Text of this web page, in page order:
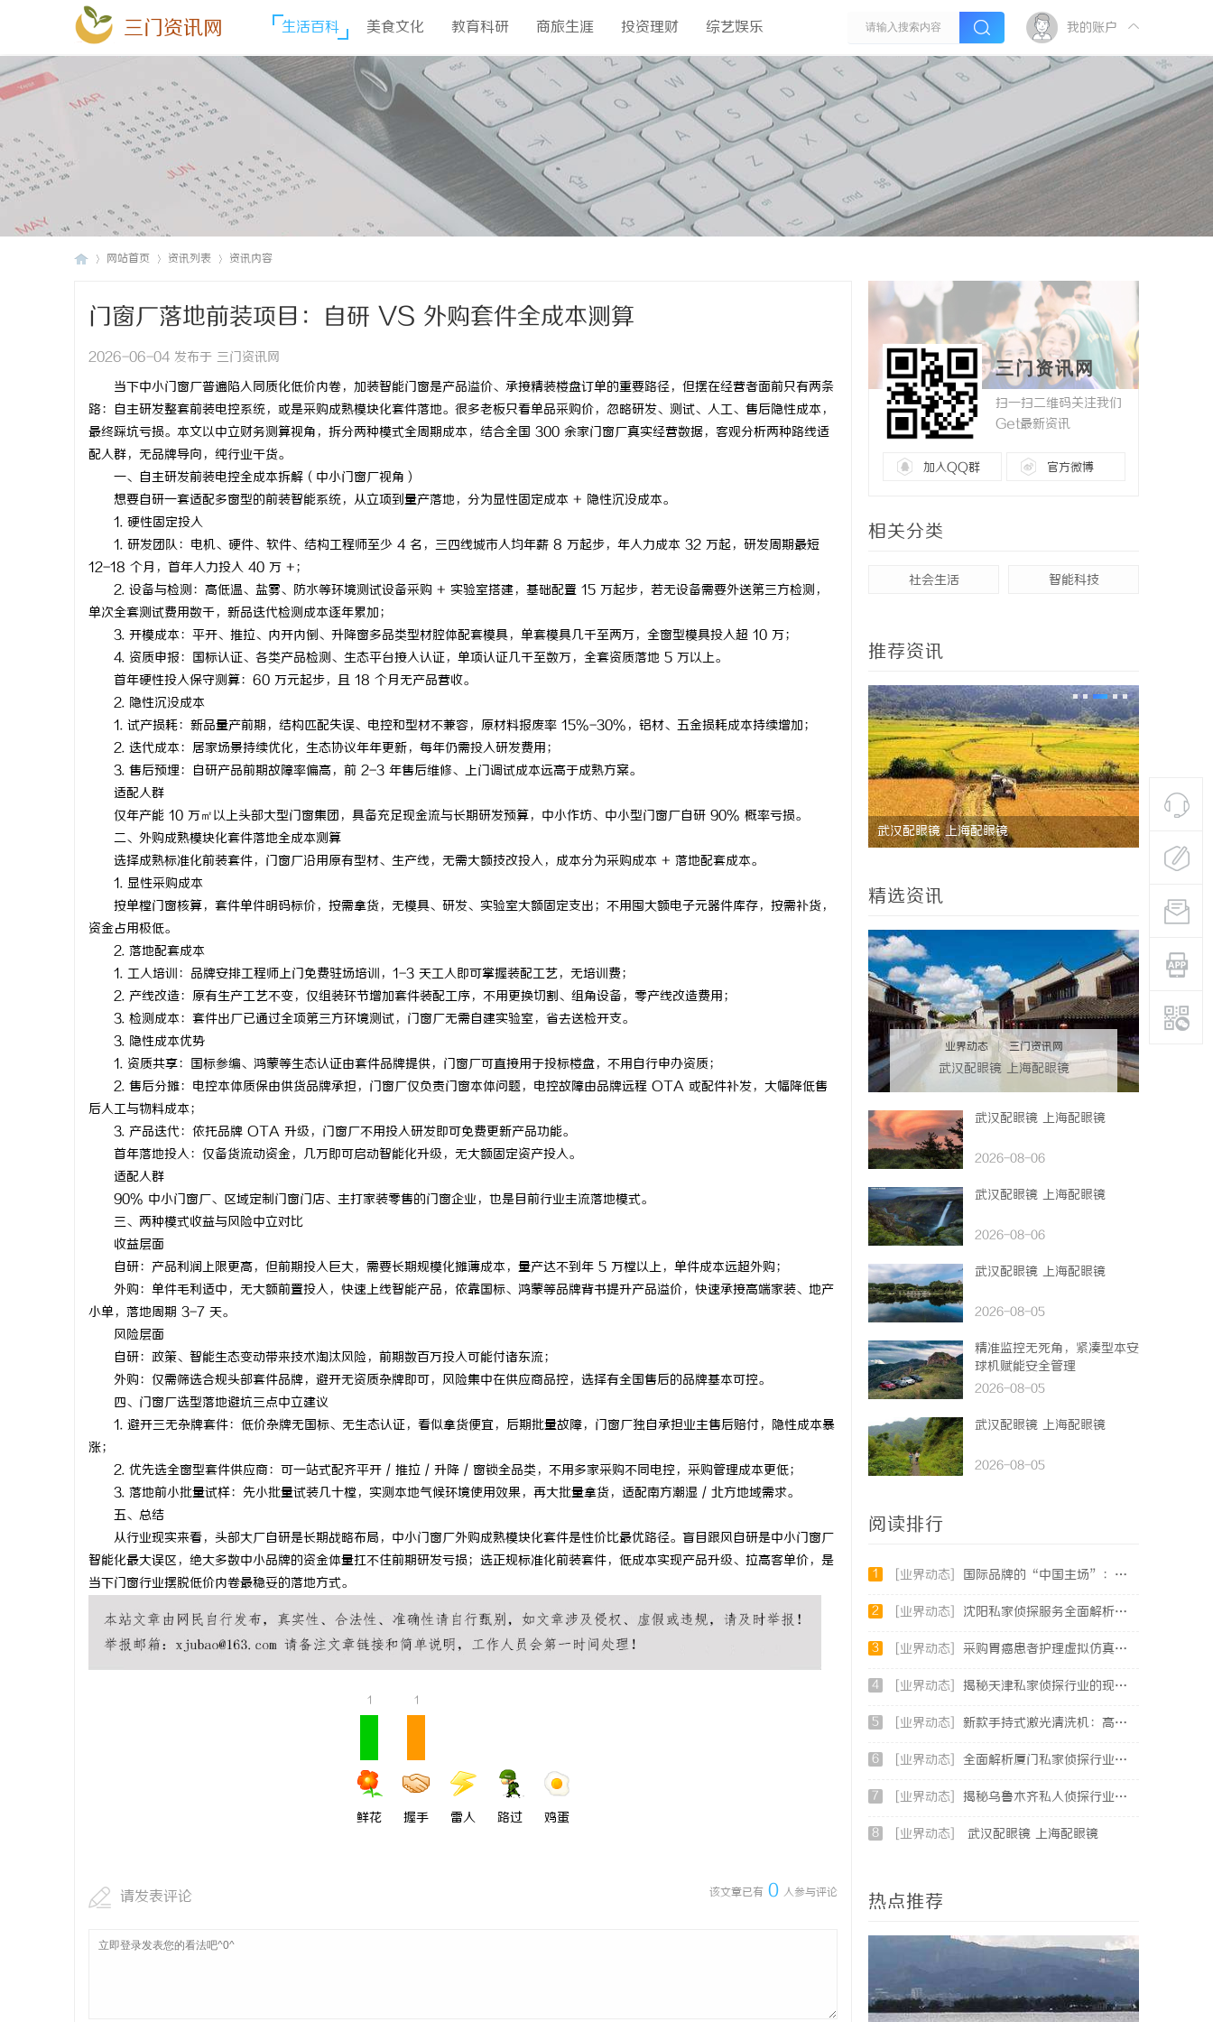
三门资讯网 生活百科 美食文化 教育科研 商旅生涯 投资理财 综艺娱乐 我的账户
网站首页 资讯列表 资讯内容
门窗厂落地前装项目：自研 VS 外购套件全成本测算
2026-06-04 发布于 三门资讯网
当下中小门窗厂普遍陷入同质化低价内卷，加装智能门窗是产品溢价、承接精装楼盘订单的重要路径，但摆在经营者面前只有两条
路：自主研发整套前装电控系统，或是采购成熟模块化套件落地。很多老板只看单品采购价，忽略研发、测试、人工、售后隐性成本，
最终踩坑亏损。本文以中立财务测算视角，拆分两种模式全周期成本，结合全国 300 余家门窗厂真实经营数据，客观分析两种路线适
配人群，无品牌导向，纯行业干货。
一、自主研发前装电控全成本拆解（中小门窗厂视角）
想要自研一套适配多窗型的前装智能系统，从立项到量产落地，分为显性固定成本 + 隐性沉没成本。
1. 硬性固定投入
1. 研发团队：电机、硬件、软件、结构工程师至少 4 名，三四线城市人均年薪 8 万起步，年人力成本 32 万起，研发周期最短
12-18 个月，首年人力投入 40 万 +；
2. 设备与检测：高低温、盐雾、防水等环境测试设备采购 + 实验室搭建，基础配置 15 万起步，若无设备需要外送第三方检测，
单次全套测试费用数千，新品迭代检测成本逐年累加；
3. 开模成本：平开、推拉、内开内倒、升降窗多品类型材腔体配套模具，单套模具几千至两万，全窗型模具投入超 10 万；
4. 资质申报：国标认证、各类产品检测、生态平台接入认证，单项认证几千至数万，全套资质落地 5 万以上。
首年硬性投入保守测算：60 万元起步，且 18 个月无产品营收。
2. 隐性沉没成本
1. 试产损耗：新品量产前期，结构匹配失误、电控和型材不兼容，原材料报废率 15%-30%，铝材、五金损耗成本持续增加；
2. 迭代成本：居家场景持续优化，生态协议年年更新，每年仍需投入研发费用；
3. 售后预埋：自研产品前期故障率偏高，前 2-3 年售后维修、上门调试成本远高于成熟方案。
适配人群
仅年产能 10 万㎡以上头部大型门窗集团，具备充足现金流与长期研发预算，中小作坊、中小型门窗厂自研 90% 概率亏损。
二、外购成熟模块化套件落地全成本测算
选择成熟标准化前装套件，门窗厂沿用原有型材、生产线，无需大额技改投入，成本分为采购成本 + 落地配套成本。
1. 显性采购成本
按单樘门窗核算，套件单件明码标价，按需拿货，无模具、研发、实验室大额固定支出；不用囤大额电子元器件库存，按需补货，
资金占用极低。
2. 落地配套成本
1. 工人培训：品牌安排工程师上门免费驻场培训，1-3 天工人即可掌握装配工艺，无培训费；
2. 产线改造：原有生产工艺不变，仅组装环节增加套件装配工序，不用更换切割、组角设备，零产线改造费用；
3. 检测成本：套件出厂已通过全项第三方环境测试，门窗厂无需自建实验室，省去送检开支。
3. 隐性成本优势
1. 资质共享：国标参编、鸿蒙等生态认证由套件品牌提供，门窗厂可直接用于投标楼盘，不用自行申办资质；
2. 售后分摊：电控本体质保由供货品牌承担，门窗厂仅负责门窗本体问题，电控故障由品牌远程 OTA 或配件补发，大幅降低售
后人工与物料成本；
3. 产品迭代：依托品牌 OTA 升级，门窗厂不用投入研发即可免费更新产品功能。
首年落地投入：仅备货流动资金，几万即可启动智能化升级，无大额固定资产投入。
适配人群
90% 中小门窗厂、区域定制门窗门店、主打家装零售的门窗企业，也是目前行业主流落地模式。
三、两种模式收益与风险中立对比
收益层面
自研：产品利润上限更高，但前期投入巨大，需要长期规模化摊薄成本，量产达不到年 5 万樘以上，单件成本远超外购；
外购：单件毛利适中，无大额前置投入，快速上线智能产品，依靠国标、鸿蒙等品牌背书提升产品溢价，快速承接高端家装、地产
小单，落地周期 3-7 天。
风险层面
自研：政策、智能生态变动带来技术淘汰风险，前期数百万投入可能付诸东流；
外购：仅需筛选合规头部套件品牌，避开无资质杂牌即可，风险集中在供应商品控，选择有全国售后的品牌基本可控。
四、门窗厂选型落地避坑三点中立建议
1. 避开三无杂牌套件：低价杂牌无国标、无生态认证，看似拿货便宜，后期批量故障，门窗厂独自承担业主售后赔付，隐性成本暴
涨；
2. 优先选全窗型套件供应商：可一站式配齐平开 / 推拉 / 升降 / 窗锁全品类，不用多家采购不同电控，采购管理成本更低；
3. 落地前小批量试样：先小批量试装几十樘，实测本地气候环境使用效果，再大批量拿货，适配南方潮湿 / 北方地域需求。
五、总结
从行业现实来看，头部大厂自研是长期战略布局，中小门窗厂外购成熟模块化套件是性价比最优路径。盲目跟风自研是中小门窗厂
智能化最大误区，绝大多数中小品牌的资金体量扛不住前期研发亏损；选正规标准化前装套件，低成本实现产品升级、拉高客单价，是
当下门窗行业摆脱低价内卷最稳妥的落地方式。
1
鲜花
1
握手 雷人 路过 鸡蛋
该文章已有 0 人参与评论
请发表评论
三门资讯网
扫一扫二维码关注我们
Get最新资讯
加入QQ群 官方微博
相关分类
社会生活 智能科技
推荐资讯
武汉配眼镜 上海配眼镜
方案
武汉配眼镜 上海配眼镜
与优势
精选资讯
业界动态 | 三门资讯网
武汉配眼镜 上海配眼镜
武汉配眼镜 上海配眼镜
2026-08-06
武汉配眼镜 上海配眼镜
2026-08-06
武汉配眼镜 上海配眼镜
2026-08-05
精准监控无死角，紧凑型本安
球机赋能安全管理
2026-08-05
武汉配眼镜 上海配眼镜
2026-08-05
阅读排行
1 [业界动态] 国际品牌的“中国主场”：北京商标律师在跨境维权中的战略支点
2 [业界动态] 沈阳私家侦探服务全面解析：破解疑云，守护真相的专家助力
3 [业界动态] 采购胃癌患者护理虚拟仿真软件：预算详解+隐形收费排查指南
4 [业界动态] 揭秘天津私家侦探行业的现状与发展趋势
5 [业界动态] 新款手持式激光清洗机：高效清洁的新时代
6 [业界动态] 全面解析厦门私家侦探行业的现状与发展趋势
7 [业界动态] 揭秘乌鲁木齐私人侦探行业的发展与应用前景
8 [业界动态] 武汉配眼镜 上海配眼镜
热点推荐